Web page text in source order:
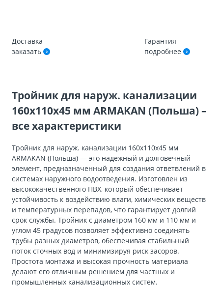
Доставка
заказать
Гарантия
подробнее
Тройник для наруж. канализации
160х110х45 мм ARMAKAN (Польша) –
все характеристики
Тройник для наруж. канализации 160х110х45 мм
ARMAKAN (Польша) — это надежный и долговечный
элемент, предназначенный для создания ответвлений в
системах наружного водоотведения. Изготовлен из
высококачественного ПВХ, который обеспечивает
устойчивость к воздействию влаги, химических веществ
и температурных перепадов, что гарантирует долгий
срок службы. Тройник с диаметром 160 мм и 110 мм и
углом 45 градусов позволяет эффективно соединять
трубы разных диаметров, обеспечивая стабильный
поток сточных вод и минимизируя риск засоров.
Простота монтажа и высокая прочность материала
делают его отличным решением для частных и
промышленных канализационных систем.